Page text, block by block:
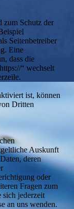
zum Schutz der
Seitenbetreiber
Eine
dass die
“ wechselt
ist, können
Dritten
Auskunft
deren
oder
Fragen zum
sich jederzeit
an uns wenden.